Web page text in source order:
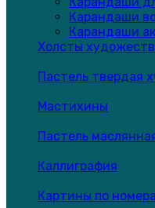
Карандаши
Карандаши
Холсты
Пастель твердая
Мастихины
Пастель
Каллиграфия
Картины по